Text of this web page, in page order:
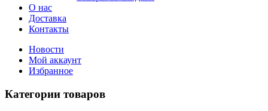
О нас
Доставка
Контакты
Новости
Мой аккаунт
Избранное
Категории товаров